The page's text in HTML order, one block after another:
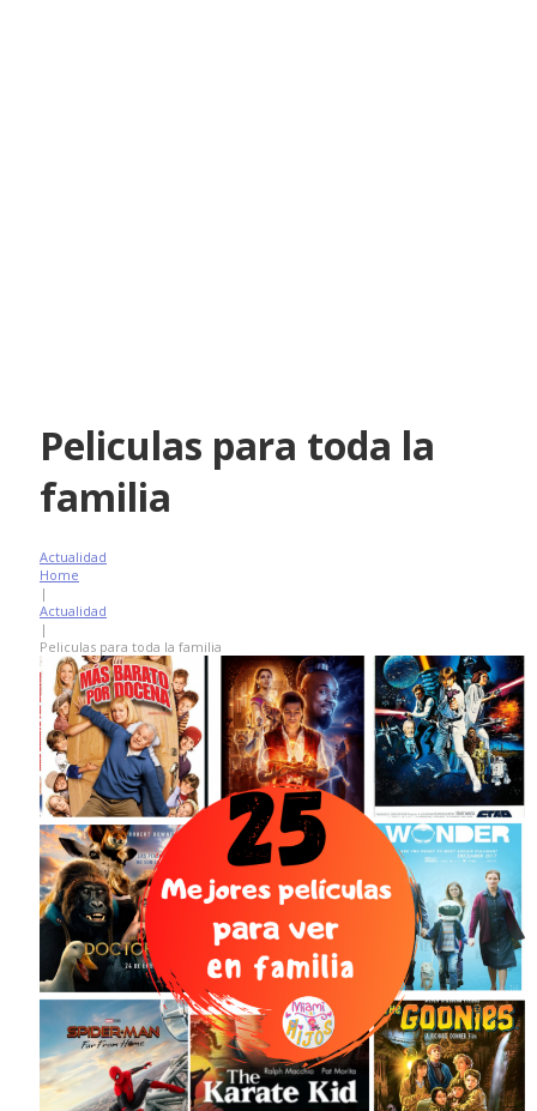
Peliculas para toda la
familia
Actualidad
Home
|
Actualidad
|
Peliculas para toda la familia